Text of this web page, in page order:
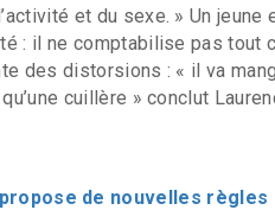
et du sexe. » Un jeune
: il ne comptabilise pas tout
des distorsions : « il va
cuillère » conclut
de nouvelles règles